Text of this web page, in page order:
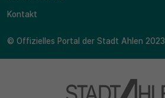
Kontakt
© Offizielles Portal der Stadt Ahlen 2023